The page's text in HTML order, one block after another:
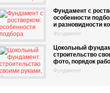
Фундамент с
особенности
и разновидности
Фундамент
Цокольный
строительство
фото, порядок
Фундамент